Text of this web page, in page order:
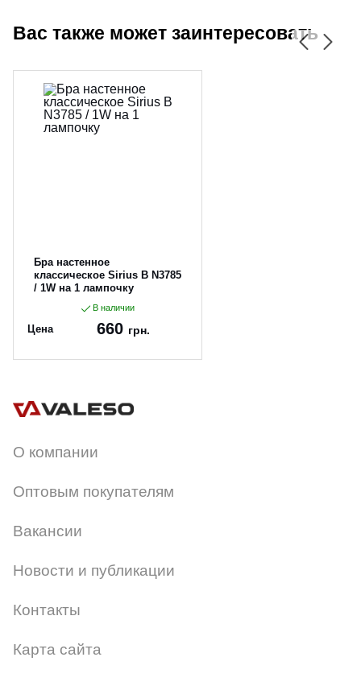
Вас также может заинтересовать
Бра настенное
классическое Sirius B N3785
/ 1W на 1 лампочку
В наличии
Цена 660 грн.
О компании
Оптовым покупателям
Вакансии
Новости и публикации
Контакты
Карта сайта